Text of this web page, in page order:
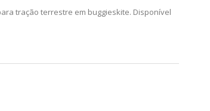
tração terrestre em buggieskite. Disponível